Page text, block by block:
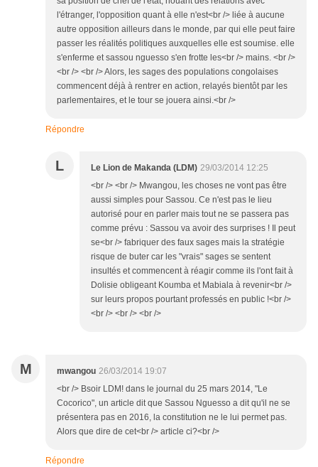
l'étranger, l'opposition quant à elle n'est<br /> liée à aucune
autre opposition ailleurs dans le monde, par qui elle peut faire
passer les réalités politiques auxquelles elle est soumise. elle
s'enferme et sassou nguesso s'en frotte les<br /> mains. <br />
<br /> <br /> Alors, les sages des populations congolaises
commencent déjà à rentrer en action, relayés bientôt par les
parlementaires, et le tour se jouera ainsi.<br />
Répondre
L Le Lion de Makanda (LDM) 29/03/2014 12:25
<br /> <br /> Mwangou, les choses ne vont pas être
aussi simples pour Sassou. Ce n'est pas le lieu
autorisé pour en parler mais tout ne se passera pas
comme prévu : Sassou va avoir des surprises ! Il peut
se<br /> fabriquer des faux sages mais la stratégie
risque de buter car les "vrais" sages se sentent
insultés et commencent à réagir comme ils l'ont fait à
Dolisie obligeant Koumba et Mabiala à revenir<br />
sur leurs propos pourtant professés en public !<br />
<br /> <br /> <br />
M mwangou 26/03/2014 19:07
<br /> Bsoir LDM! dans le journal du 25 mars 2014, "Le
Cocorico", un article dit que Sassou Nguesso a dit qu'il ne se
présentera pas en 2016, la constitution ne le lui permet pas.
Alors que dire de cet<br /> article ci?<br />
Répondre